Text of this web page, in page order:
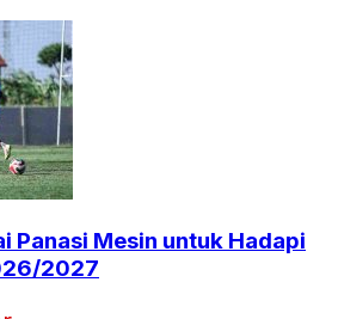
Panasi Mesin untuk Hadapi
2027